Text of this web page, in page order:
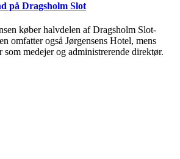
på Dragsholm Slot
køber halvdelen af Dragsholm Slot-
omfatter også Jørgensens Hotel, mens
medejer og administrerende direktør.